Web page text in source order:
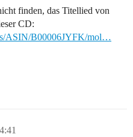
finden, das Titellied von
CD:
ASIN/B00006JYFK/mol…